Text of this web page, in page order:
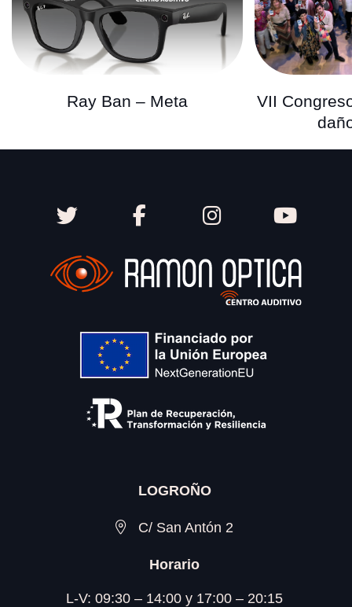
Ray Ban – Meta
VII
LOGROÑO
C/ San Antón 2
Horario
L-V: 09:30 – 14:00 y 17:00 – 20:15